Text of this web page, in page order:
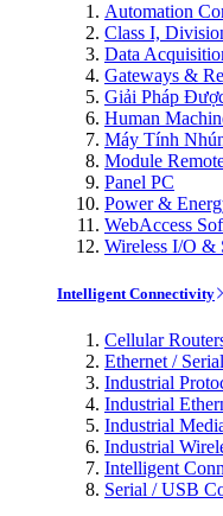
Automation
Class I,
Data
Gateways &
Giải Pháp
Human
Máy Tính
Module
Panel PC
Power &
WebAccess
Wireless I/O &
Intelligent Connectivity
Cellular
Ethernet /
Industrial
Industrial
Industrial
Industrial
Intelligent
Serial / USB